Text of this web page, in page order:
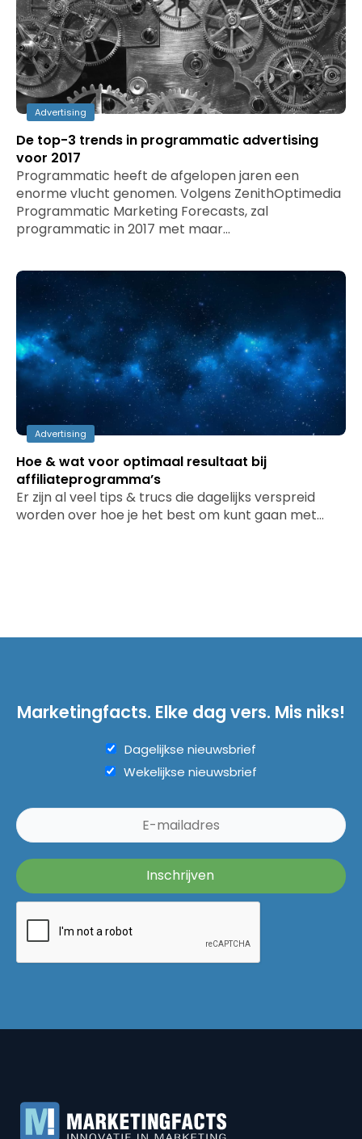
Advertising
De top-3 trends in programmatic advertising
voor 2017
Programmatic heeft de afgelopen jaren een
enorme vlucht genomen. Volgens ZenithOptimedia
Programmatic Marketing Forecasts, zal
programmatic in 2017 met maar…
Advertising
Hoe & wat voor optimaal resultaat bij
affiliateprogramma’s
Er zijn al veel tips & trucs die dagelijks verspreid
worden over hoe je het best om kunt gaan met…
Marketingfacts. Elke dag vers. Mis niks!
Dagelijkse nieuwsbrief
Wekelijkse nieuwsbrief